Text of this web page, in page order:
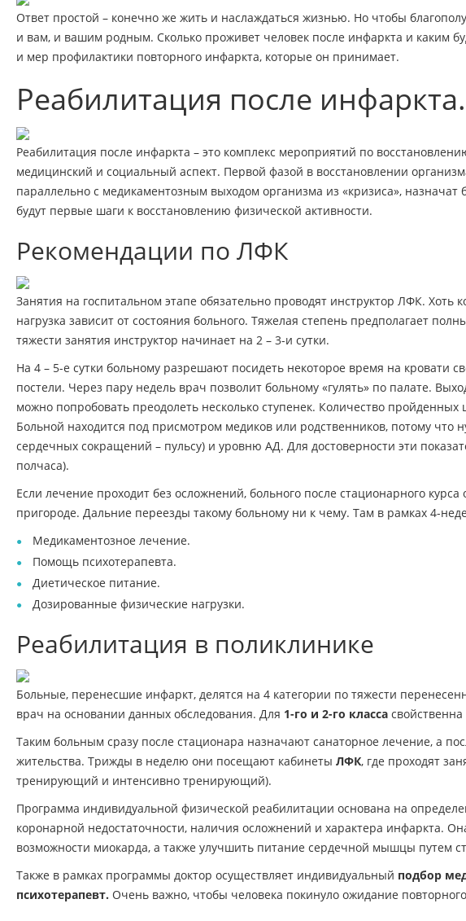
Ответ простой – конечно же жить и наслаждаться жизнью. Но чтобы
и вам, и вашим родным. Сколько проживет человек после инфаркта и каким
и мер профилактики повторного инфаркта, которые он принимает.
Реабилитация после
Реабилитация после инфаркта – это комплекс мероприятий по
медицинский и социальный аспект. Первой фазой в восстановлении
параллельно с медикаментозным выходом организма из «кризиса»,
будут первые шаги к восстановлению физической активности.
Рекомендации по ЛФК
Занятия на госпитальном этапе обязательно проводят инструктор ЛФК.
нагрузка зависит от состояния больного. Тяжелая степень предполагает
тяжести занятия инструктор начинает на 2 – 3-и сутки.
На 4 – 5-е сутки больному разрешают посидеть некоторое время на кровати
постели. Через пару недель врач позволит больному «гулять» по палате.
можно попробовать преодолеть несколько ступенек. Количество
Больной находится под присмотром медиков или родственников, потому что
сердечных сокращений – пульсу) и уровню АД. Для достоверности эти
полчаса).
Если лечение проходит без осложнений, больного после стационарного
пригороде. Дальние переезды такому больному ни к чему. Там в рамках 4-
Медикаментозное лечение.
Помощь психотерапевта.
Диетическое питание.
Дозированные физические нагрузки.
Реабилитация в поликлинике
Больные, перенесшие инфаркт, делятся на 4 категории по тяжести
врач на основании данных обследования. Для 1-го и 2-го класса
Таким больным сразу после стационара назначают санаторное лечение, а
жительства. Трижды в неделю они посещают кабинеты ЛФК, где проходят
тренирующий и интенсивно тренирующий).
Программа индивидуальной физической реабилитации основана на
коронарной недостаточности, наличия осложнений и характера инфаркта.
возможности миокарда, а также улучшить питание сердечной мышцы путем
Также в рамках программы доктор осуществляет индивидуальный подбор
психотерапевт. Очень важно, чтобы человека покинуло ожидание